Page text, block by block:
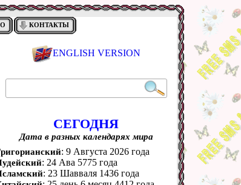
КОНТАКТЫ
ENGLISH VERSION
СЕГОДНЯ
Дата в разных календарях мира
: 9 Августа 2026 года
: 24 Ава 5775 года
: 23 Шавваля 1436 года